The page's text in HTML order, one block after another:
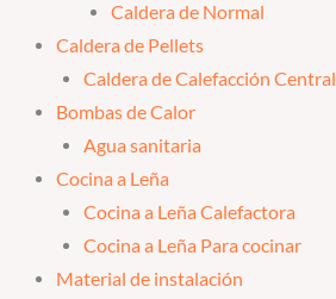
Caldera de Normal
Caldera de Pellets
Caldera de Calefacción Central
Bombas de Calor
Agua sanitaria
Cocina a Leña
Cocina a Leña Calefactora
Cocina a Leña Para cocinar
Material de instalación